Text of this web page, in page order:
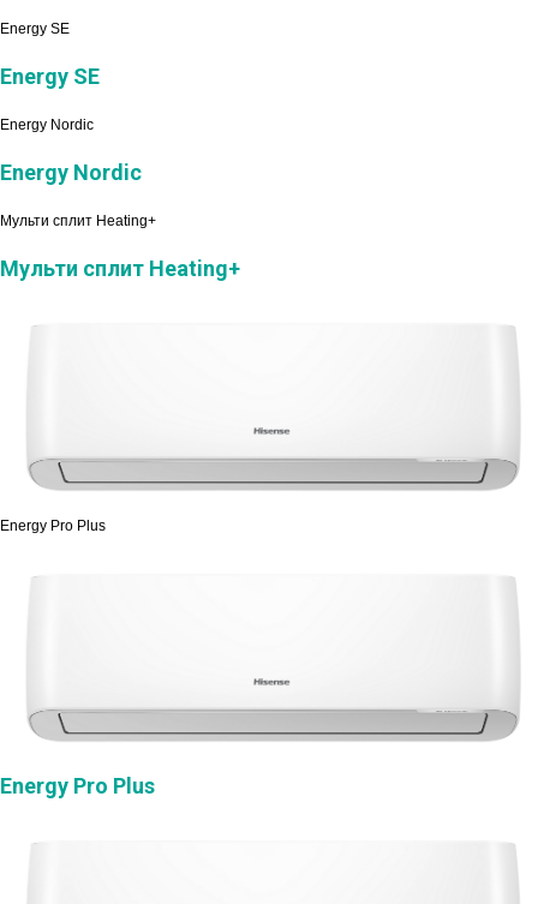
Energy SE
Energy SE
Energy Nordic
Energy Nordic
Мульти сплит Heating+
Мульти сплит Heating+
Energy Pro Plus
Energy Pro Plus